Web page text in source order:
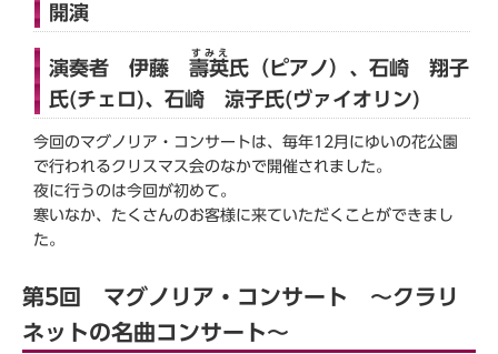
開演
演奏者 伊藤 壽英
すみえ
氏（ピアノ）、石崎 翔子
氏(チェロ)、石崎 涼子氏(ヴァイオリン)
今回のマグノリア・コンサートは、毎年12月にゆいの花公園
で行われるクリスマス会のなかで開催されました。
夜に行うのは今回が初めて。
寒いなか、たくさんのお客様に来ていただくことができまし
た。
第5回 マグノリア・コンサート ～クラリ
ネットの名曲コンサート～